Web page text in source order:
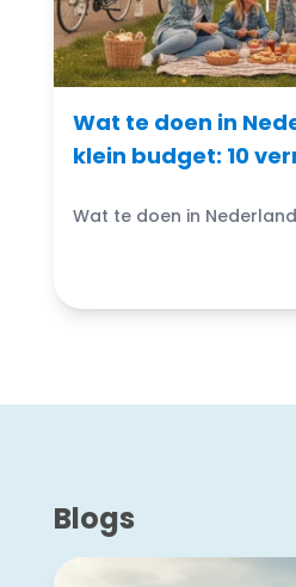
Wat te doen in
klein budget: 10
Blogs